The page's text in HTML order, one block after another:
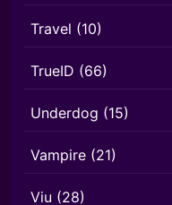
Travel (10)
TrueID (66)
Underdog (15)
Vampire (21)
Viu (28)